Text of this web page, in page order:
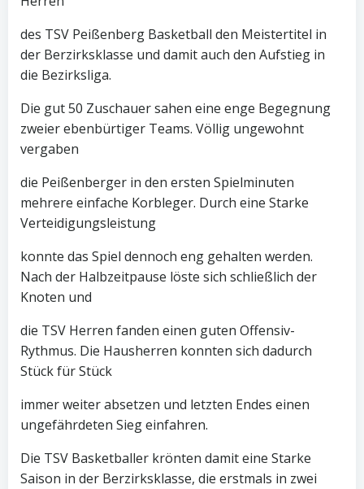
des TSV Peißenberg Basketball den Meistertitel in
der Berzirksklasse und damit auch den Aufstieg in
die Bezirksliga.
Die gut 50 Zuschauer sahen eine enge Begegnung
zweier ebenbürtiger Teams. Völlig ungewohnt
vergaben
die Peißenberger in den ersten Spielminuten
mehrere einfache Korbleger. Durch eine Starke
Verteidigungsleistung
konnte das Spiel dennoch eng gehalten werden.
Nach der Halbzeitpause löste sich schließlich der
Knoten und
die TSV Herren fanden einen guten Offensiv-
Rythmus. Die Hausherren konnten sich dadurch
Stück für Stück
immer weiter absetzen und letzten Endes einen
ungefährdeten Sieg einfahren.
Die TSV Basketballer krönten damit eine Starke
Saison in der Berzirksklasse, die erstmals in zwei